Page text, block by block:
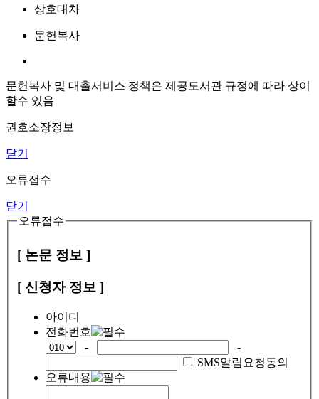
상호대차
문헌복사
문헌복사 및 대출서비스 정책은 제공도서관 규정에 따라 상이
할수 있음
권호소장정보
닫기
오류접수
닫기
오류접수
[ 논문 정보 ]
[ 신청자 정보 ]
아이디
전화번호
-
-
SMS알림요청동의
오류내용